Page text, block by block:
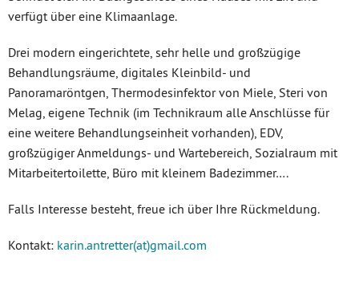
verfügt über eine Klimaanlage.
Drei modern eingerichtete, sehr helle und großzügige
Behandlungsräume, digitales Kleinbild- und
Panoramaröntgen, Thermodesinfektor von Miele, Steri von
Melag, eigene Technik (im Technikraum alle Anschlüsse für
eine weitere Behandlungseinheit vorhanden), EDV,
großzügiger Anmeldungs- und Wartebereich, Sozialraum mit
Mitarbeitertoilette, Büro mit kleinem Badezimmer….
Falls Interesse besteht, freue ich über Ihre Rückmeldung.
Kontakt: karin.antretter(at)gmail.com